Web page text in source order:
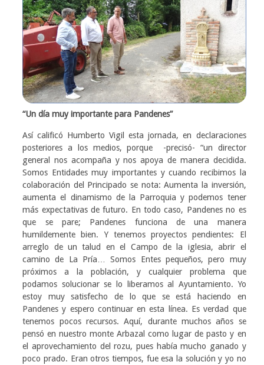
“Un día muy importante para Pandenes”
Así calificó Humberto Vigil esta jornada, en declaraciones
posteriores a los medios, porque -precisó- “un director
general nos acompaña y nos apoya de manera decidida.
Somos Entidades muy importantes y cuando recibimos la
colaboración del Principado se nota: Aumenta la inversión,
aumenta el dinamismo de la Parroquia y podemos tener
más expectativas de futuro. En todo caso, Pandenes no es
que se pare; Pandenes funciona de una manera
humildemente bien. Y tenemos proyectos pendientes: El
arreglo de un talud en el Campo de la iglesia, abrir el
camino de La Pría… Somos Entes pequeños, pero muy
próximos a la población, y cualquier problema que
podamos solucionar se lo liberamos al Ayuntamiento. Yo
estoy muy satisfecho de lo que se está haciendo en
Pandenes y espero continuar en esta línea. Es verdad que
tenemos pocos recursos. Aquí, durante muchos años se
pensó en nuestro monte Arbazal como lugar de pasto y en
el aprovechamiento del rozu, pues había mucho ganado y
poco prado. Eran otros tiempos, fue esa la solución y yo no